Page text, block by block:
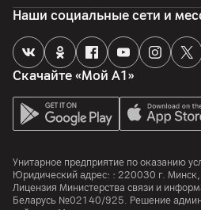
Скачайте «Мой А1»
Наши социальные сети и
Унитарное предприятие по оказанию
Юридический адрес: : 220030 г. Минск,
Лицензия Министерства связи и
Беларусь №02140/925. Решение